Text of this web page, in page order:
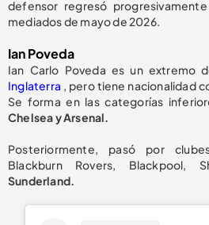
defensor regresó
mediados de mayo de 2026.
Ian Poveda
Ian Carlo Poveda es un extremo
Inglaterra , pero tiene nacionalidad
Se forma en las categorías
Chelsea y Arsenal.
Posteriormente, pasó por
Blackburn Rovers, Blackpool,
Sunderland.